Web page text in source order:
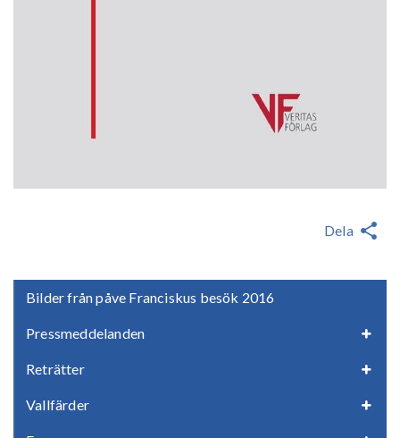
Bilder från påve Franciskus besök 2016
Pressmeddelanden
Reträtter
Vallfärder
Dela